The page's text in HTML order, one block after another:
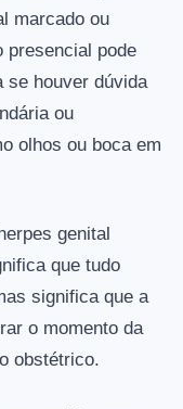
marcado ou
presencial pode
se houver dúvida
ou
olhos ou boca em
genital
que tudo
significa que a
o momento da
obstétrico.